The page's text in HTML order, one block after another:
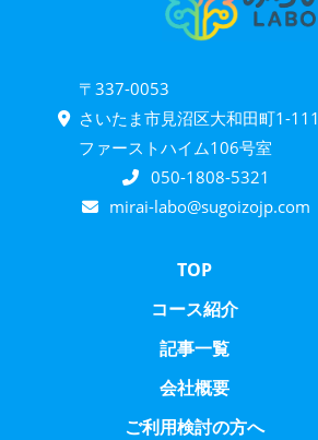
〒337-0053
さいたま市見沼区大和田町1-
ファーストハイム106号室
050-1808-5321
mirai-labo@sugoizojp.com
TOP
コース紹介
記事一覧
会社概要
ご利用検討の方へ